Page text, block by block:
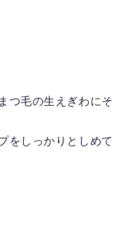
つ毛の生えぎわにそ
をしっかりとしめて